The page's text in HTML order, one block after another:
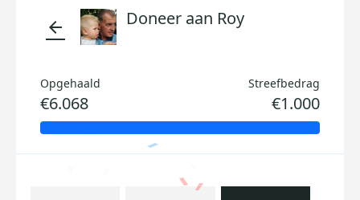
arrow_back Doneer aan Roy
Opgehaald
€6.068
Streefbedrag
€1.000